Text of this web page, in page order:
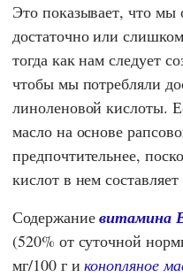
Это показывает, что мы
достаточно или
тогда как нам следует
чтобы мы потребляли
линоленовой кислоты.
масло на основе
предпочтительнее,
кислот в нем составляет
Содержаниевитамина
(520% от суточной
мг/100 г иконопляное